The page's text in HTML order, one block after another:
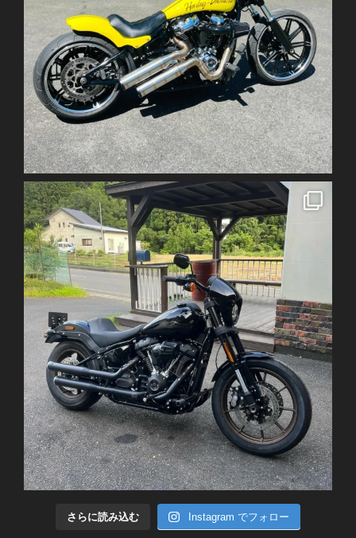
さらに読み込む Instagram でフォロー